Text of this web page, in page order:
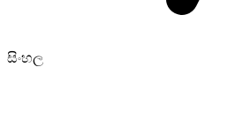
සිංහල